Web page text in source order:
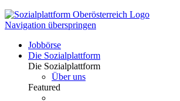
Navigation überspringen
Jobbörse
Die Sozialplattform
Die Sozialplattform
Über uns
Featured